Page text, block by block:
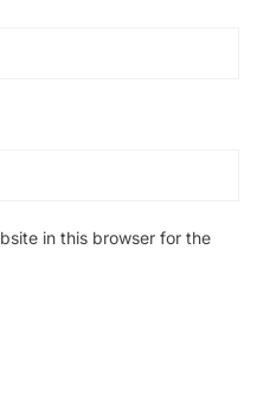
in this browser for the